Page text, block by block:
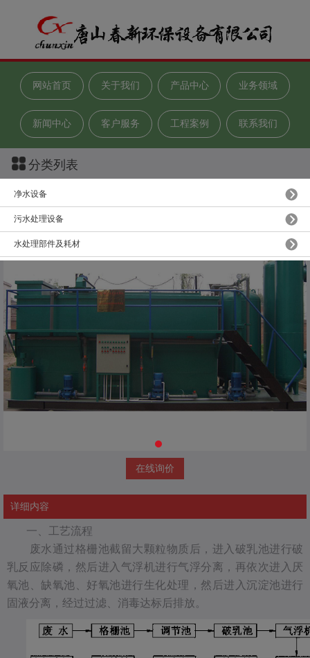
网站首页 关于我们 产品中心 业务领域
新闻中心 客户服务 工程案例 联系我们
分类列表
净水设备
污水处理设备
水处理部件及耗材
在线询价
详细内容
一、工艺流程
废水通过格栅池截留大颗粒物质后，进入破乳池进行破
乳反应除磷，然后进入气浮机进行气浮分离，再依次进入厌
氧池、缺氧池、好氧池进行生化处理，然后进入沉淀池进行
固液分离，经过过滤、消毒达标后排放。